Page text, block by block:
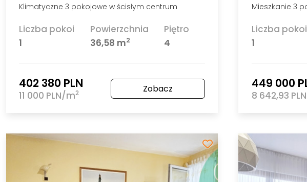
Klimatyczne 3 pokojowe w ścisłym centrum
Liczba pokoi
1
Powierzchnia
36,58 m2
Piętro
4
402 380 PLN
11 000 PLN/m2 Zobacz
Mieszkanie 3
Liczba pokoi
1
449 000
8 642,93